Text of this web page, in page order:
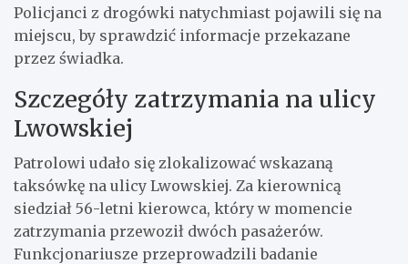
Policjanci z drogówki natychmiast pojawili się na
miejscu, by sprawdzić informacje przekazane
przez świadka.
Szczegóły zatrzymania na ulicy
Lwowskiej
Patrolowi udało się zlokalizować wskazaną
taksówkę na ulicy Lwowskiej. Za kierownicą
siedział 56-letni kierowca, który w momencie
zatrzymania przewoził dwóch pasażerów.
Funkcjonariusze przeprowadzili badanie